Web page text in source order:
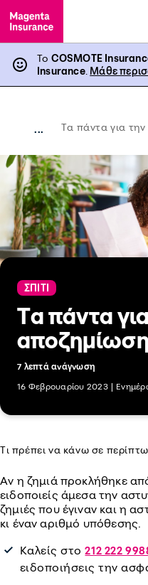
Το COSMOTE
Insurance. Μάθε
... Tα πάντα για
ΣΠΙΤΙ
Tα πάντα
7 λεπτά ανάγνωση
16 Φεβρουαρίου 2023 |
Τι πρέπει να κάνω σε
Αν η ζημιά προκλήθηκε
ειδοποιείς άμεσα την
ζημιές που έγιναν και η
κι έναν αριθμό υπόθεσης.
Καλείς στο212 222
ειδοποιήσεις την